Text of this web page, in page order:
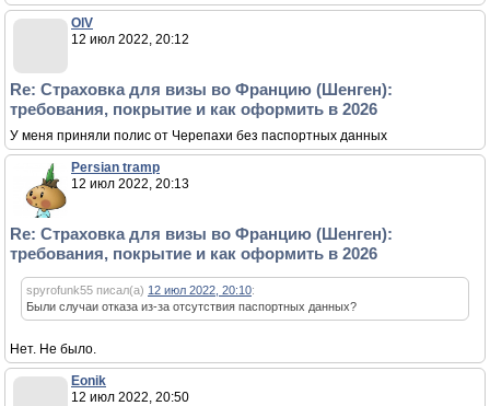
OlV
12 июл 2022, 20:12
Re: Страховка для визы во Францию (Шенген):
требования, покрытие и как оформить в 2026
У меня приняли полис от Черепахи без паспортных данных
Persian tramp
12 июл 2022, 20:13
Re: Страховка для визы во Францию (Шенген):
требования, покрытие и как оформить в 2026
spyrofunk55 писал(а) 12 июл 2022, 20:10:
Были случаи отказа из-за отсутствия паспортных данных?
Нет. Не было.
Eonik
12 июл 2022, 20:50